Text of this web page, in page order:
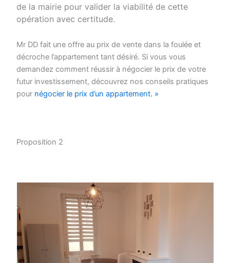
de la mairie pour valider la viabilité de cette
opération avec certitude.
Mr DD fait une offre au prix de vente dans la foulée et
décroche l’appartement tant désiré. Si vous vous
demandez comment réussir à négocier le prix de votre
futur investissement, découvrez nos conseils pratiques
pour négocier le prix d’un appartement. »
Proposition 2